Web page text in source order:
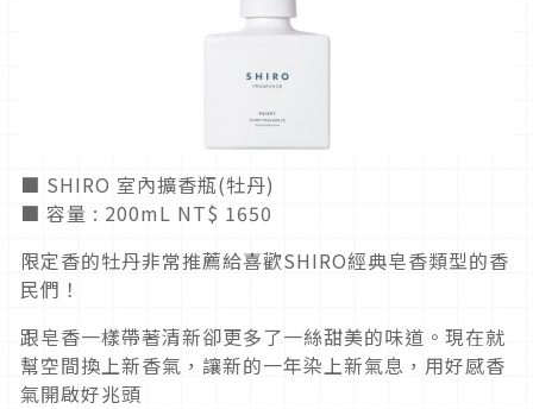
■ SHIRO 室內擴香瓶(牡丹)
■ 容量 : 200mL NT$ 1650
限定香的牡丹非常推薦給喜歡SHIRO經典皂香類型的香
民們！
跟皂香一樣帶著清新卻更多了一絲甜美的味道。現在就
幫空間換上新香氣，讓新的一年染上新氣息，用好感香
氣開啟好兆頭